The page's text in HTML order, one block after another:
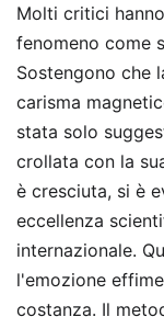
Molti critici
fenomeno come
Sostengono che
carisma
stata solo
crollata con la
è cresciuta, si è
eccellenza
internazionale.
l'emozione
costanza. Il